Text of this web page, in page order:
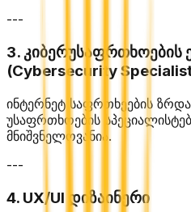
---
3. კიბერუსაფრთხოების
(Cybersecurity
ინტერნეტ საფრთხეების
უსაფრთხოების
მნიშვნელოვანია.
---
4. UX/UI დიზაინერი